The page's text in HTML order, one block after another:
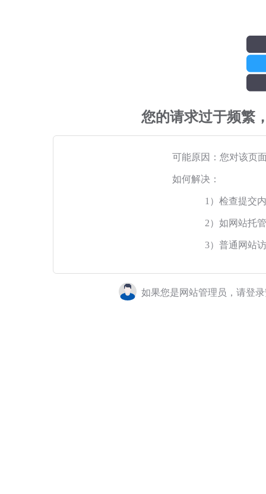
您的请求过于频繁
可能原因：您对该页
如何解决：
1）检查提交
2）如网站托
3）普通网站
如果您是网站管理员，请登